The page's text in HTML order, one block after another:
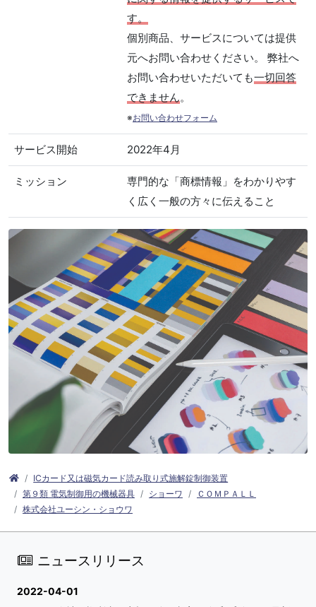
す。
個別商品、サービスについては提供
元へお問い合わせください。 弊社へ
お問い合わせいただいても一切回答
できません。
※お問い合わせフォーム
サービス開始 2022年4月
ミッション
専門的な「商標情報」をわかりやす
く広く一般の方々に伝えること
ICカード又は磁気カード読み取り式施解錠制御装置
第９類 電気制御用の機械器具
ショーワ
ＣＯＭＰＡＬＬ
株式会社ユーシン・ショウワ
ニュースリリース
2022-04-01